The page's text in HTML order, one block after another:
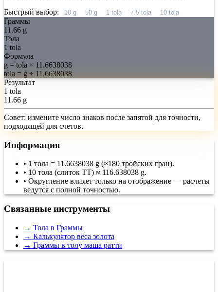
Быстрый выбор:
10 g 50 g 1 tola 7.5 tola 10 tola
Граммы
11.66 g
Тола
1 tola
Формула
g = tola × 11.6638038
tola = g ÷ 11.6638038
Результат
1 tola
11.66 g
Совет: измените число знаков после запятой для точности,
подходящей для счетов.
Информация
• 1 тола = 11.6638038 g (≈180 тройских гран).
• 10 тола (слиток TT) ≈ 116.638038 g.
• Округление влияет только на отображение — расчеты
ведутся с полной точностью.
Связанные инструменты
→ Тола в Граммы
→ Калькулятор веса золота
→ Граммы в толу маша ратти